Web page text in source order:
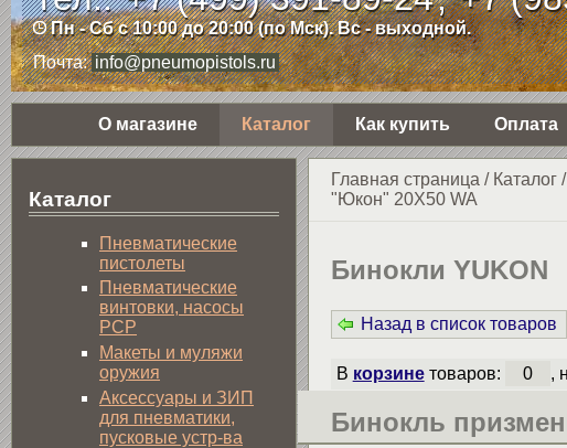
Пн - Сб с 10:00 до 20:00 (по Мск). Вс - выходной.
Почта: info@pneumopistols.ru
О магазине Каталог Как купить Оплата
Главная страница / Каталог/
"Юкон" 20Х50 WA
Бинокли YUKON
Назад в список товаров
В корзинетоваров: 0 ,
Бинокль
Каталог
Пнев­ма­ти­чес­кие
пистолеты
Пневматические
винтовки, насосы
PCP
Макеты и муляжи
оружия
Аксессуары и ЗИП
для пневматики,
пусковые устр-ва